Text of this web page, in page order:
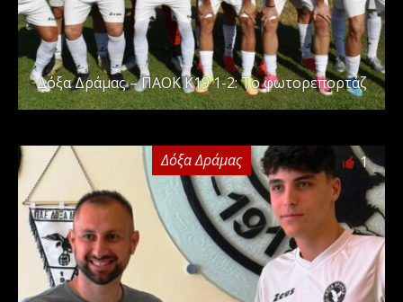
Δόξα Δράμας – ΠΑΟΚ Κ19 1-2: Το φωτορεπορτάζ
Δόξα Δράμας 1